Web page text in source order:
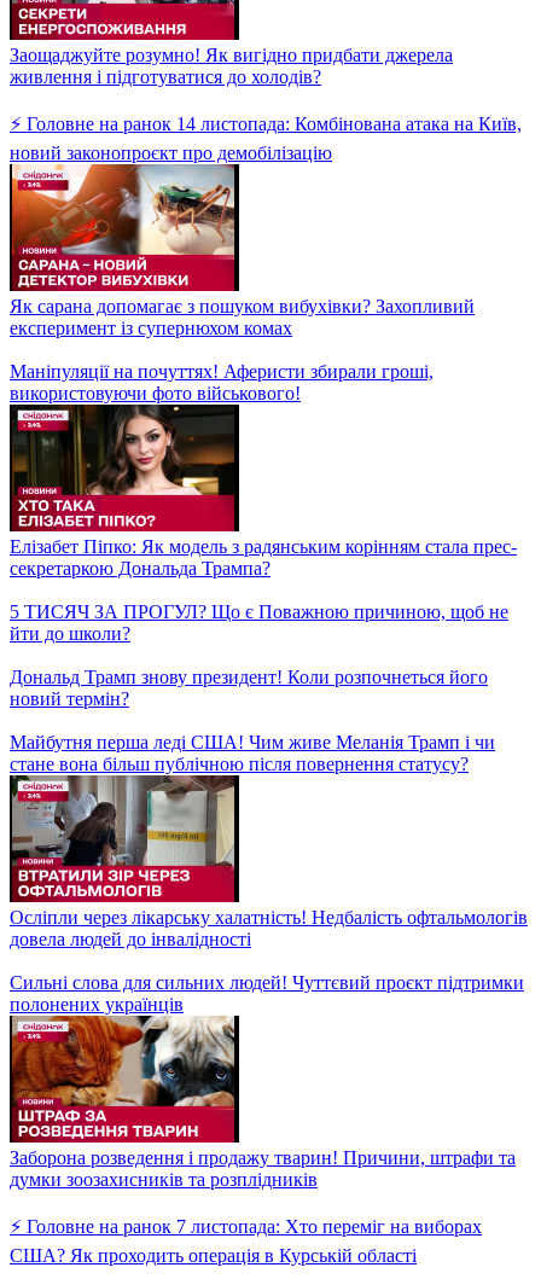
Заощаджуйте розумно! Як вигідно придбати джерела
живлення і підготуватися до холодів?
⚡ Головне на ранок 14 листопада: Комбінована атака на Київ,
новий законопроєкт про демобілізацію
Як сарана допомагає з пошуком вибухівки? Захопливий
експеримент із супернюхом комах
використовуючи фото військового!
Елізабет Піпко: Як модель з радянським корінням стала прес-
секретаркою Дональда Трампа?
5 ТИСЯЧ ЗА ПРОГУЛ? Що є Поважною причиною, щоб не
Дональд Трамп знову президент! Коли розпочнеться його
новий термін?